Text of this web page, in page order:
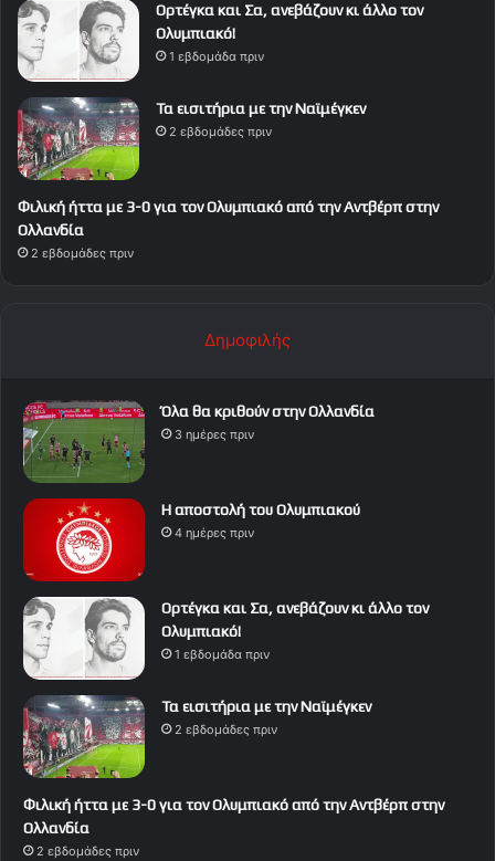
Ορτέγκα και Σα, ανεβάζουν κι άλλο τον
Ολυμπιακό!
1 εβδομάδα πριν
Τα εισιτήρια με την Ναϊμέγκεν
2 εβδομάδες πριν
Φιλική ήττα με 3-0 για τον Ολυμπιακό από την Αντβέρπ στην
Ολλανδία
2 εβδομάδες πριν
Δημοφιλής
Όλα θα κριθούν στην Ολλανδία
3 ημέρες πριν
Η αποστολή του Ολυμπιακού
4 ημέρες πριν
Ορτέγκα και Σα, ανεβάζουν κι άλλο τον
Ολυμπιακό!
1 εβδομάδα πριν
Τα εισιτήρια με την Ναϊμέγκεν
2 εβδομάδες πριν
Φιλική ήττα με 3-0 για τον Ολυμπιακό από την Αντβέρπ στην
Ολλανδία
2 εβδομάδες πριν